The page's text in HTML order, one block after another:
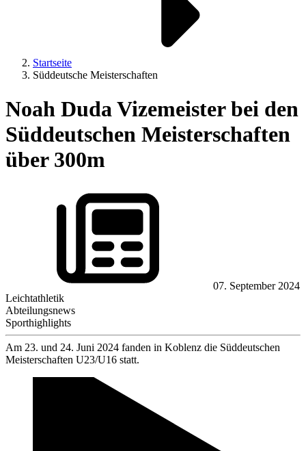
Startseite
Süddeutsche Meisterschaften
Noah Duda Vizemeister bei den
Süddeutschen Meisterschaften
über 300m
07. September 2024
Leichtathletik
Abteilungsnews
Sporthighlights
Am 23. und 24. Juni 2024 fanden in Koblenz die Süddeutschen
Meisterschaften U23/U16 statt.